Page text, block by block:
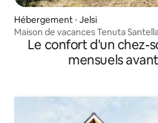
Hébergement ⋅ Jelsi
Maison de vacances Tenuta
Le confort d'un chez-
mensuels